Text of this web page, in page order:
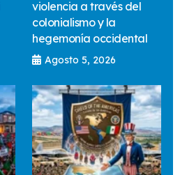
violencia a través del
colonialismo y la
hegemonía occidental
Agosto 5, 2026